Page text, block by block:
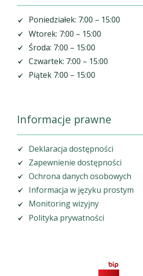
Poniedziałek: 7:00 – 15:00
Wtorek: 7:00 – 15:00
Środa: 7:00 – 15:00
Czwartek: 7:00 – 15:00
Piątek 7:00 – 15:00
Informacje prawne
Deklaracja dostępności
Zapewnienie dostępności
Ochrona danych osobowych
Informacja w języku prostym
Monitoring wizyjny
Polityka prywatności